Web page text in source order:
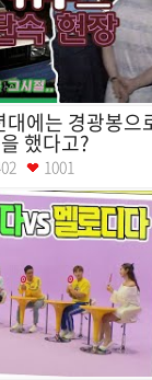
에는 경광봉으
했다고?
1001